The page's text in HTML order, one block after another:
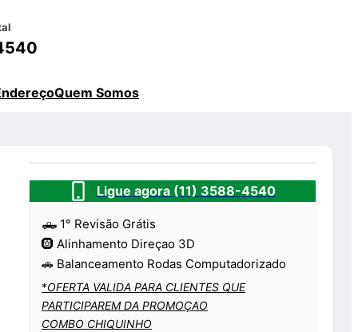
Quem Somos
Ligue agora (11) 3588-4540
🛻 1° Revisão Grátis
🛞 Alinhamento Direçao 3D
🚗 Balanceamento Rodas Computadorizado
*OFERTA VALIDA PARA CLIENTES QUE
PARTICIPAREM DA PROMOÇAO
COMBO CHIQUINHO